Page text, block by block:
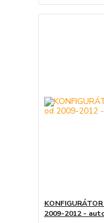
2009-2012 -